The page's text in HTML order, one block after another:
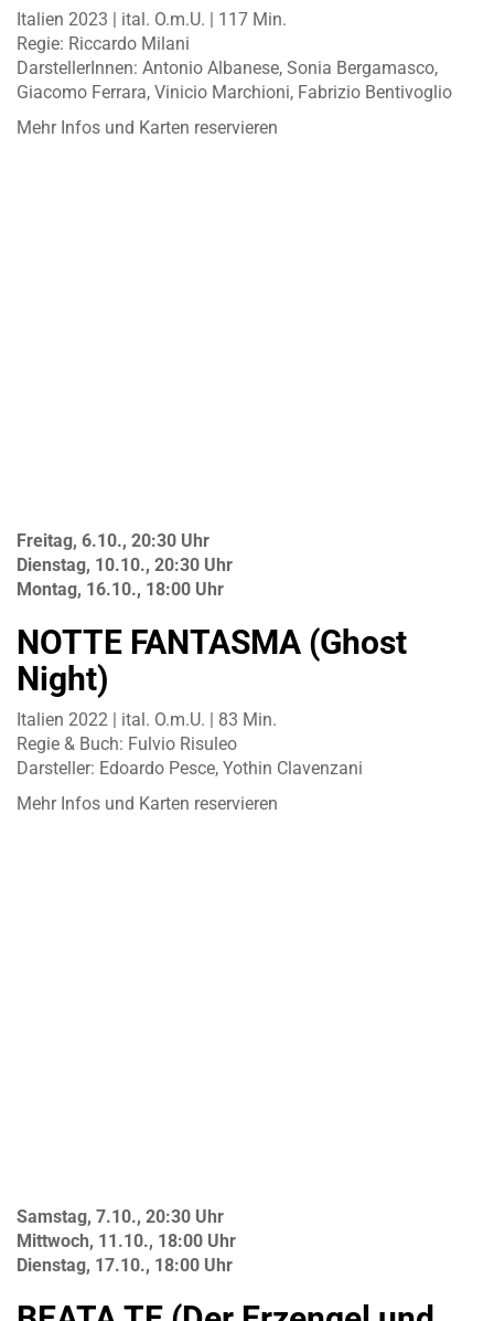
Italien 2023 | ital. O.m.U. | 117 Min.
Regie: Riccardo Milani
DarstellerInnen: Antonio Albanese, Sonia Bergamasco,
Giacomo Ferrara, Vinicio Marchioni, Fabrizio Bentivoglio
Mehr Infos und Karten reservieren
Freitag, 6.10., 20:30 Uhr
Dienstag, 10.10., 20:30 Uhr
Montag, 16.10., 18:00 Uhr
NOTTE FANTASMA (Ghost
Night)
Italien 2022 | ital. O.m.U. | 83 Min.
Regie & Buch: Fulvio Risuleo
Darsteller: Edoardo Pesce, Yothin Clavenzani
Mehr Infos und Karten reservieren
Samstag, 7.10., 20:30 Uhr
Mittwoch, 11.10., 18:00 Uhr
Dienstag, 17.10., 18:00 Uhr